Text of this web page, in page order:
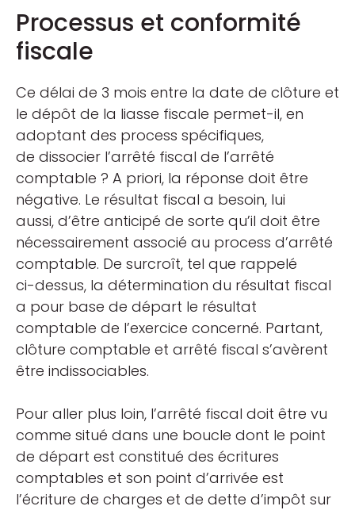
Processus et conformité
fiscale
Ce délai de 3 mois entre la date de clôture et
le dépôt de la liasse fiscale permet-il, en
adoptant des process spécifiques,
de dissocier l’arrêté fiscal de l’arrêté
comptable ? A priori, la réponse doit être
négative. Le résultat fiscal a besoin, lui
aussi, d’être anticipé de sorte qu’il doit être
nécessairement associé au process d’arrêté
comptable. De surcroît, tel que rappelé
ci-dessus, la détermination du résultat fiscal
a pour base de départ le résultat
comptable de l’exercice concerné. Partant,
clôture comptable et arrêté fiscal s’avèrent
être indissociables.
Pour aller plus loin, l’arrêté fiscal doit être vu
comme situé dans une boucle dont le point
de départ est constitué des écritures
comptables et son point d’arrivée est
l’écriture de charges et de dette d’impôt sur